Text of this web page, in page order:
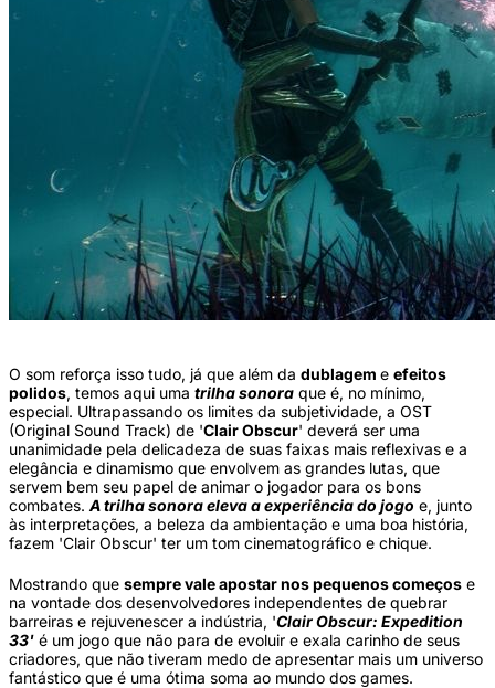
O som reforça isso tudo, já que além da dublagem e efeitos
polidos, temos aqui uma trilha sonora que é, no mínimo,
especial. Ultrapassando os limites da subjetividade, a OST
(Original Sound Track) de 'Clair Obscur' deverá ser uma
unanimidade pela delicadeza de suas faixas mais reflexivas e a
elegância e dinamismo que envolvem as grandes lutas, que
servem bem seu papel de animar o jogador para os bons
combates. A trilha sonora eleva a experiência do jogo e, junto
às interpretações, a beleza da ambientação e uma boa história,
fazem 'Clair Obscur' ter um tom cinematográfico e chique.
Mostrando que sempre vale apostar nos pequenos começos e
na vontade dos desenvolvedores independentes de quebrar
barreiras e rejuvenescer a indústria, 'Clair Obscur: Expedition
33' é um jogo que não para de evoluir e exala carinho de seus
criadores, que não tiveram medo de apresentar mais um universo
fantástico que é uma ótima soma ao mundo dos games.